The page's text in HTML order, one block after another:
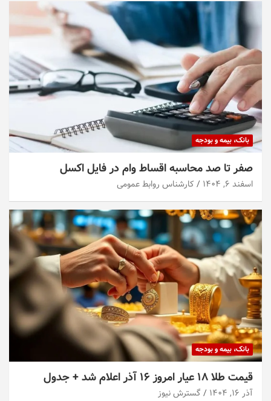
بانک، بیمه و بودجه
صفر تا صد محاسبه اقساط وام در فایل اکسل
اسفند ۶, ۱۴۰۴ کارشناس روابط عمومی
بانک، بیمه و بودجه
قیمت طلا ۱۸ عیار امروز ۱۶ آذر اعلام شد + جدول
آذر ۱۶, ۱۴۰۴ گسترش نیوز